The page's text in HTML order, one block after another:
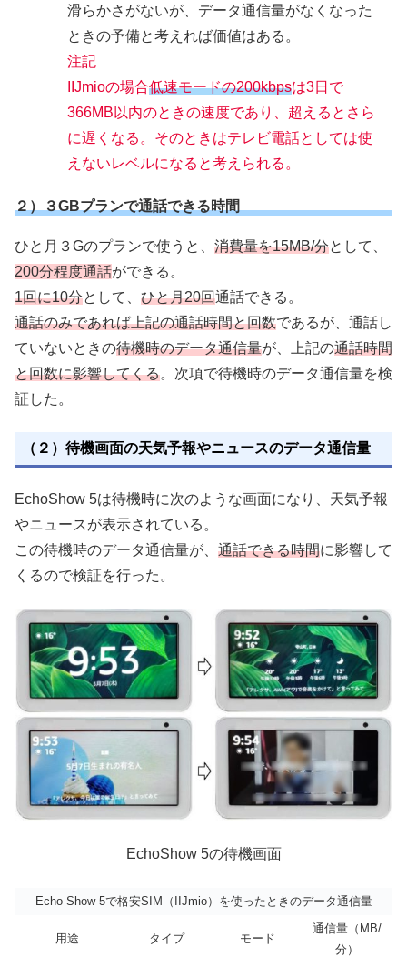
滑らかさがないが、データ通信量がなくなった
ときの予備と考えれば価値はある。
注記
IIJmioの場合低速モードの200kbpsは3日で
366MB以内のときの速度であり、超えるとさら
に遅くなる。そのときはテレビ電話としては使
えないレベルになると考えられる。
２）３GBプランで通話できる時間
ひと月３Gのプランで使うと、 消費量を15MB/分として、
200分程度通話ができる。
1回に10分として、 ひと月20回通話できる。
通話のみであれば上記の通話時間と回数であるが、通話し
ていないときの待機時のデータ通信量が、上記の通話時間
と回数に影響してくる。次項で待機時のデータ通信量を検
証した。
（２）待機画面の天気予報やニュースのデータ通信量
EchoShow 5は待機時に次のような画面になり、天気予報
やニュースが表示されている。
この待機時のデータ通信量が、 通話できる時間に影響して
くるので検証を行った。
EchoShow 5の待機画面
Echo Show 5で格安SIM（IIJmio）を使ったときのデータ通信量
用途 タイプ モード
通信量（MB/
分）